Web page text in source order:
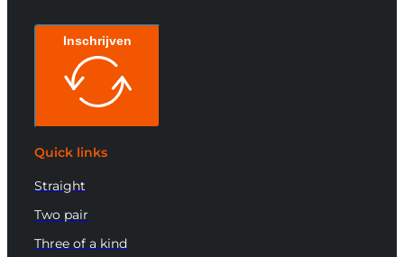
Inschrijven
Quick links
Straight
Two pair
Three of a kind